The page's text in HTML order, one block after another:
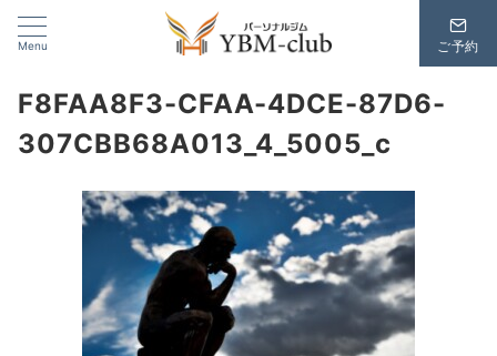
Menu ご予約
F8FAA8F3-CFAA-4DCE-87D6-
307CBB68A013_4_5005_c